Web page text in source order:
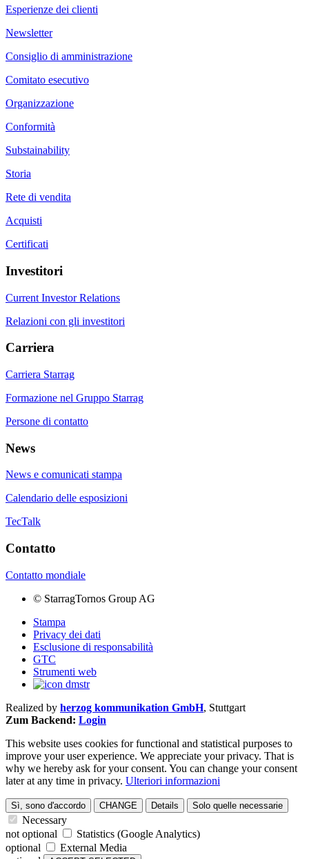
Esperienze dei clienti
Newsletter
Consiglio di amministrazione
Comitato esecutivo
Organizzazione
Conformità
Substainability
Storia
Rete di vendita
Acquisti
Certificati
Investitori
Current Investor Relations
Relazioni con gli investitori
Carriera
Carriera Starrag
Formazione nel Gruppo Starrag
Persone di contatto
News
News e comunicati stampa
Calendario delle esposizioni
TecTalk
Contatto
Contatto mondiale
© StarragTornos Group AG
Stampa
Privacy dei dati
Esclusione di responsabilità
GTC
Strumenti web
Realized by herzog kommunikation GmbH, Stuttgart
Zum Backend: Login
This website uses cookies for functional and statistical purposes to
improve your user experience. We appreciate your privacy. That is
why we hereby ask for your consent. You can change your consent
later at any time in privacy. Ulteriori informazioni
Sì, sono d'accordo CHANGE Details Solo quelle necessarie
Necessary
not optional
Statistics (Google Analytics)
optional
External Media